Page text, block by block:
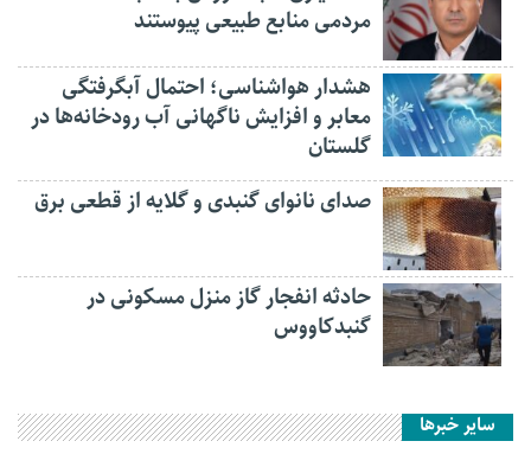
مردمی منابع طبیعی پیوستند
هشدار هواشناسی؛ احتمال آبگرفتگی
معابر و افزایش ناگهانی آب رودخانه‌ها در
گلستان
صدای نانوای گنبدی و گلایه از قطعی برق
حادثه انفجار گاز منزل مسکونی در
گنبدکاووس
سایر خبرها